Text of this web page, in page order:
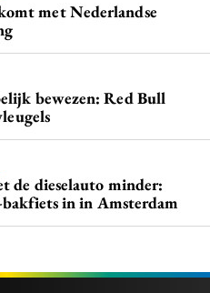
met Nederlandse
bewezen: Red Bull
de dieselauto minder:
in in Amsterdam